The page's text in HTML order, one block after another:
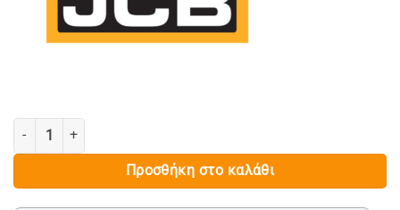
ΓΡΥΛΟΣ ΚΡΟΚΟΔΕΙΛΟΣ 1.5Τ, 85-335ΜΜ - JCB ποσότητα
Προσθήκη στο καλάθι